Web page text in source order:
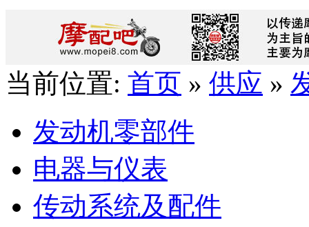
当前位置: 首页 » 供应 »
发动机零部件
电器与仪表
传动系统及配件